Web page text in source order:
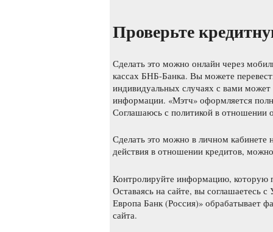
Проверьте
Сделать это можно онлайн через
кассах БНБ-Банка. Вы можете
индивидуальных случаях с вами может
информации. «Мэтч» оформляется
Соглашаюсь с политикой в отношении
Сделать это можно в личном
действия в отношении кредитов,
Контролируйте информацию, которую
Оставаясь на сайте, вы соглашаетесь
Европа Банк (Россия)» обрабатывает
сайта.